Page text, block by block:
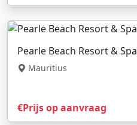
Pearle Beach Resort & Spa
Mauritius
€Prijs op aanvraag